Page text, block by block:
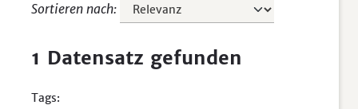
Sortieren nach
1 Datensatz gefunden
Tags: